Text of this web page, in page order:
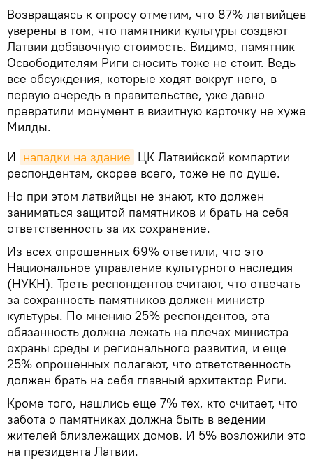
Возвращаясь к опросу отметим, что 87% латвийцев
уверены в том, что памятники культуры создают
Латвии добавочную стоимость. Видимо, памятник
Освободителям Риги сносить тоже не стоит. Ведь
все обсуждения, которые ходят вокруг него, в
первую очередь в правительстве, уже давно
превратили монумент в визитную карточку не хуже
Милды.
И нападки на здание ЦК Латвийской компартии
респондентам, скорее всего, тоже не по душе.
Но при этом латвийцы не знают, кто должен
заниматься защитой памятников и брать на себя
ответственность за их сохранение.
Из всех опрошенных 69% ответили, что это
Национальное управление культурного наследия
(НУКН). Треть респондентов считают, что отвечать
за сохранность памятников должен министр
культуры. По мнению 25% респондентов, эта
обязанность должна лежать на плечах министра
охраны среды и регионального развития, и еще
25% опрошенных полагают, что ответственность
должен брать на себя главный архитектор Риги.
Кроме того, нашлись еще 7% тех, кто считает, что
забота о памятниках должна быть в ведении
жителей близлежащих домов. И 5% возложили это
на президента Латвии.